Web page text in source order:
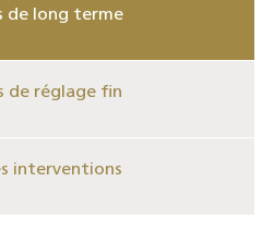
de long terme
de réglage fin
interventions